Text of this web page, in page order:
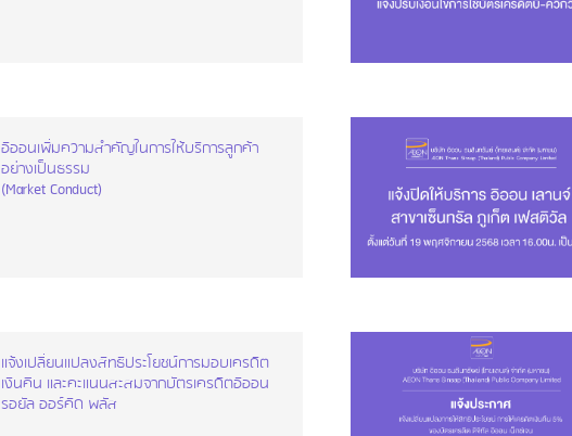
อิออนเพิ่มความสำคัญในการให้บริการลูกค้า
อย่างเป็นธรรม
(Market Conduct)
แจ้งเปลี่ยนแปลงสิทธิประโยชน์การมอบเครดิต
เงินคืน และคะแนนสะสมจากบัตรเครดิตอิออน
รอยัล ออร์คิด พลัส